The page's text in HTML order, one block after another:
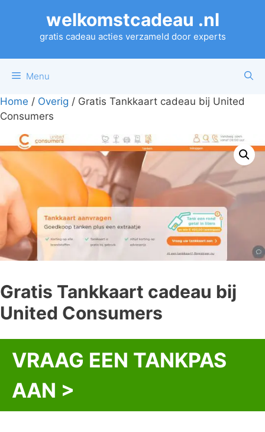
welkomstcadeau .nl
gratis cadeau acties verzameld door experts
Menu
Home / Overig / Gratis Tankkaart cadeau bij United
Consumers
Gratis Tankkaart cadeau bij
United Consumers
VRAAG EEN TANKPAS
AAN >